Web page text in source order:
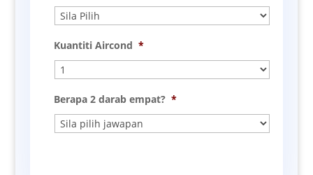
Kuantiti Aircond *
Berapa 2 darab empat? *